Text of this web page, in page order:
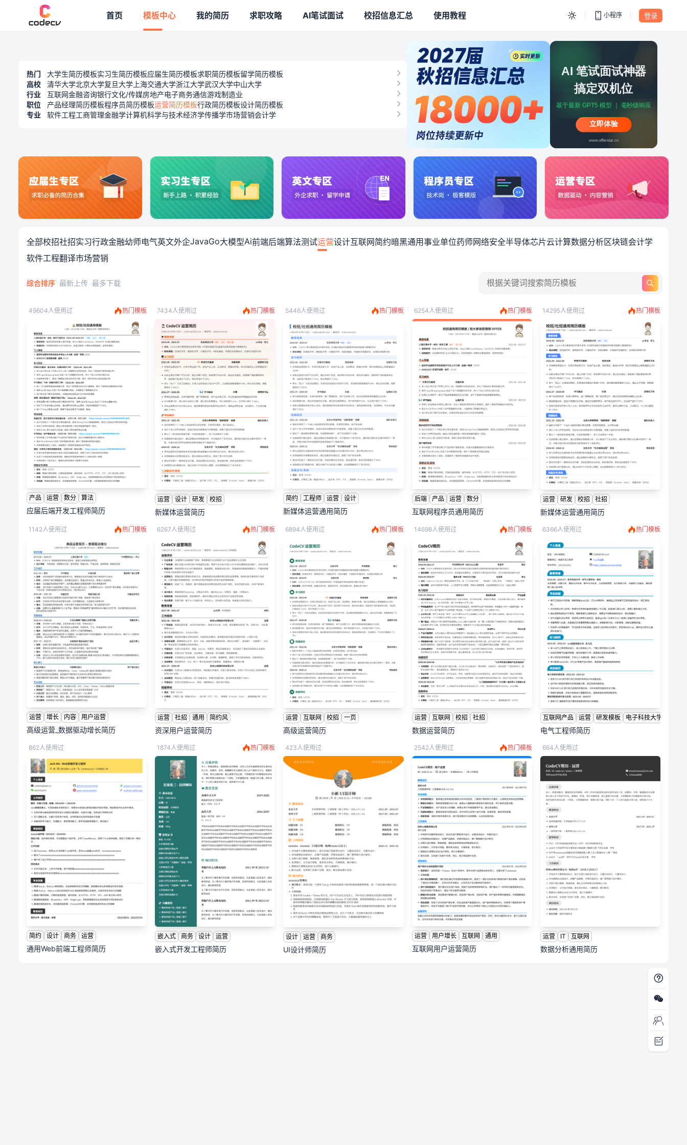
首页 模板中心 我的简历 求职攻略 AI笔试面试 校招信息汇总
专题模板 使用教程 小程序 登录
热门 大学生简历模板实习生简历模板应届生简历模板求职简历模板留学简历模板
高校
清华大学北京大学复旦大学 上海交通大学浙江大学武汉大学中山大学
行业
互联网金融咨询银行文化/传媒房地产电子商务通信游戏制造业
职位
产品经理简历模板程序员简历模板运营简历模板行政简历模板设计简历模板
专业
软件工程工商管理金融学计算机科学与技术经济学传播学市场营销会计学
运营简历模板免费下载_运营简历在线制作
全部校招社招实习行政金融幼师电气英文外企JavaGo大模型Ai前端后端算法测试运营设计互联网简约暗黑通用事业单位药师网络安全半导体芯片云计算数据分析区块链会计学
软件工程翻译市场营销
综合排序 最新上传 最多下载
49604人使用过 热门模板
产品 运营 数分 算法
应届后端开发工程师简历
7434人使用过 热门模板
运营 设计 研发 校招
新媒体运营简历
5446人使用过 热门模板
简约 工程师 运营 设计
新媒体运营通用简历
6254人使用过 热门模板
后端 产品 运营 数分
互联网程序员通用简历
14295人使用过 热门模板
运营 研发 校招 社招
新媒体运营通用简历
1142人使用过 热门模板
运营 增长 内容 用户运营
高级运营_数据驱动增长简历
6267人使用过 热门模板
运营 社招 通用 简约风
资深用户运营简历
6894人使用过 热门模板
运营 互联网 校招 一页
高级运营简历
14698人使用过 热门模板
运营 互联网 校招 社招
数据运营简历
6366人使用过 热门模板
互联网产品 运营 研发模板 电子科技大学
电气工程师简历
862人使用过
简约 设计 商务 运营
通用Web前端工程师简历
1874人使用过 热门模板
嵌入式 商务 设计 运营
嵌入式开发工程师简历
423人使用过
设计 运营 商务
UI设计师简历
2542人使用过 热门模板
运营 用户增长 互联网 通用
互联网用户运营简历
664人使用过
运营 IT 互联网
数据分析通用简历